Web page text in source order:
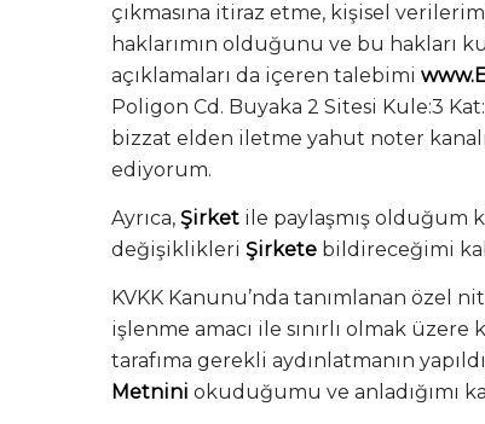
çıkmasına itiraz etme, kişisel
haklarımın olduğunu ve bu
açıklamaları da içeren talebimi
Poligon Cd. Buyaka 2 Sitesi Kule:3
bizzat elden iletme yahut noter
ediyorum.
Ayrıca, Şirket ile paylaşmış olduğum
değişiklikleri Şirkete bildireceğimi
KVKK Kanunu’nda tanımlanan özel
işlenme amacı ile sınırlı olmak
tarafıma gerekli aydınlatmanın
Metnini okuduğumu ve anladığımı